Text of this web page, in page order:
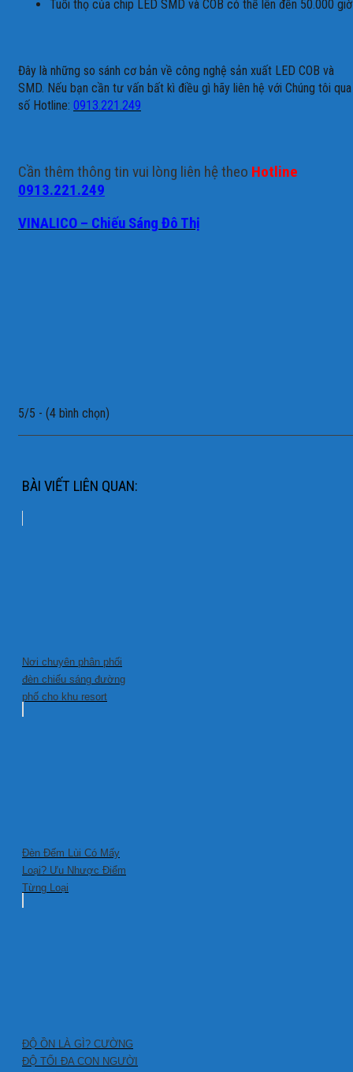
Tuổi thọ của chip LED SMD và COB có thể lên đến 50.000 giờ
Đây là những so sánh cơ bản về công nghệ sản xuất LED COB và
SMD. Nếu bạn cần tư vấn bất kì điều gì hãy liên hệ với Chúng tôi qua
số Hotline: 0913.221.249
Cần thêm thông tin vui lòng liên hệ theo Hotline
0913.221.249
VINALICO – Chiếu Sáng Đô Thị
5/5 - (4 bình chọn)
BÀI VIẾT LIÊN QUAN:
Nơi chuyên phân phối
đèn chiếu sáng đường
phố cho khu resort
Đèn Đếm Lùi Có Mấy
Loại? Ưu Nhược Điểm
Từng Loại
ĐỘ ỒN LÀ GÌ? CƯỜNG
ĐỘ TỐI ĐA CON NGƯỜI